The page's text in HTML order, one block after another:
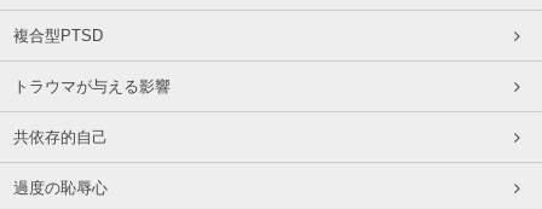
複合型PTSD
トラウマが与える影響
共依存的自己
過度の恥辱心